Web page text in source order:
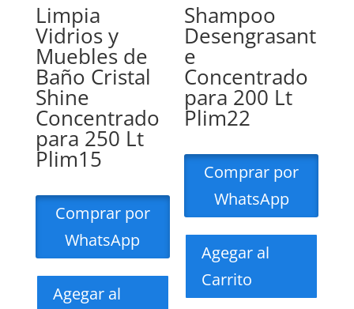
Limpia
Vidrios y
Muebles de
Baño Cristal
Shine
Concentrado
para 250 Lt
Plim15
Comprar por
WhatsApp
Agegar al
Shampoo
Desengrasant
e
Concentrado
para 200 Lt
Plim22
Comprar por
WhatsApp
Agegar al
Carrito